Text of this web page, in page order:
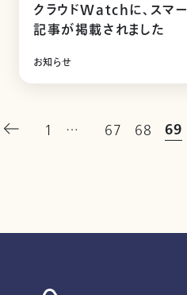
クラウドWatchに、スマ
記事が掲載されました
お知らせ
1 … 67 68 69